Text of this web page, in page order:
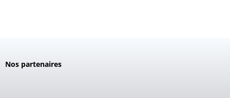
Nos partenaires